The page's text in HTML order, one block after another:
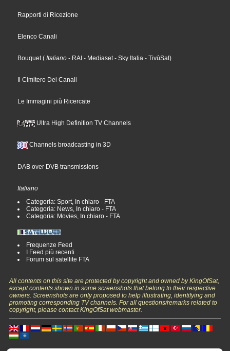
Rapporti di Ricezione
Elenco Canali
Bouquet( Italiano - RAI - Mediaset- Sky Italia - TivùSat)
Il Cimitero Dei Canali
Le Immagini più Ricercate
Ultra High Definition TV Channels
Channels broadcasting in 3D
DAB over DVB transmissions
Italiano
Categoria: Sport, In chiaro - FTA
Categoria: News, In chiaro - FTA
Categoria: Movies, In chiaro - FTA
Frequenze Feed
I Feed più recenti
Forum sul satellite FTA
All contents on this site are protected by copyright and owned by KingOfSat,
except contents shown in some screenshots that belong to their respective
owners. Screenshots are only proposed to help illustrating, identifying and
promoting corresponding TV channels. For all questions/remarks related to
copyright, please contact KingOfSat webmaster.